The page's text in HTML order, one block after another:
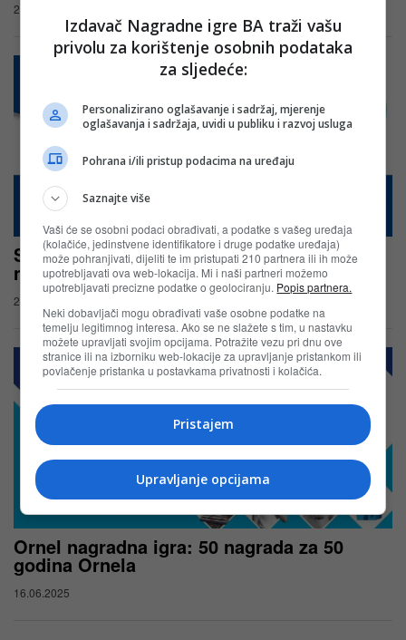
23.06.2025
Saponia i Bingo nagradna igra za vrijedne
nagrade
22.06.2025
Ornel nagradna igra: 50 nagrada za 50
godina Ornela
16.06.2025
Izdavač Nagradne igre BA traži vašu
privolu za korištenje osobnih podataka
za sljedeće:
Personalizirano oglašavanje i sadržaj, mjerenje
oglašavanja i sadržaja, uvidi u publiku i razvoj usluga
Pohrana i/ili pristup podacima na uređaju
Saznajte više
Vaši će se osobni podaci obrađivati, a podatke s vašeg uređaja
(kolačiće, jedinstvene identifikatore i druge podatke uređaja)
može pohranjivati, dijeliti te im pristupati 210 partnera ili ih može
upotrebljavati ova web-lokacija. Mi i naši partneri možemo
upotrebljavati precizne podatke o geolociranju. Popis partnera.
Neki dobavljači mogu obrađivati vaše osobne podatke na
temelju legitimnog interesa. Ako se ne slažete s tim, u nastavku
možete upravljati svojim opcijama. Potražite vezu pri dnu ove
stranice ili na izborniku web-lokacije za upravljanje pristankom ili
povlačenje pristanka u postavkama privatnosti i kolačića.
Pristajem
Upravljanje opcijama